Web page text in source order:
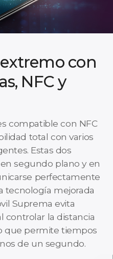
con
NFC y
compatible con NFC
total con varios
Estas dos
segundo plano y en
perfectamente
tecnología mejorada
Suprema evita
controlar la distancia
que permite tiempos
de un segundo.